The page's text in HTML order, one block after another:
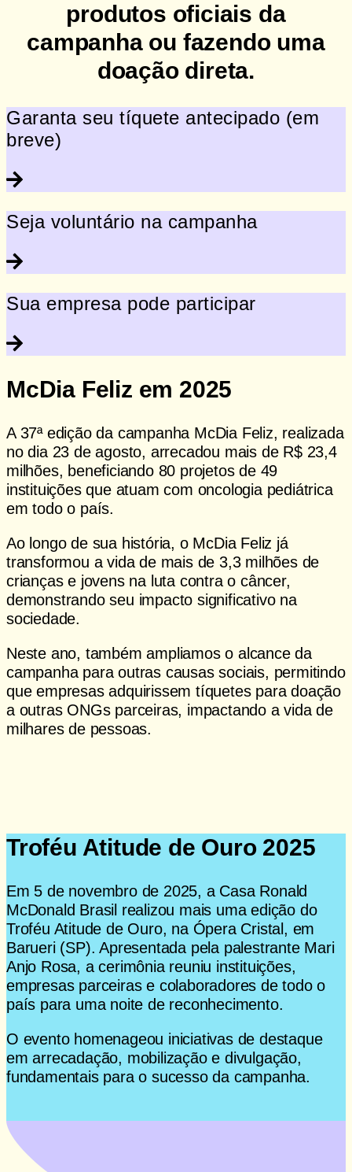
produtos oficiais da
campanha ou fazendo uma
doação direta.
Garanta seu tíquete antecipado (em
breve)
Seja voluntário na campanha
Sua empresa pode participar
McDia Feliz em 2025
A 37ª edição da campanha McDia Feliz, realizada
no dia 23 de agosto, arrecadou mais de R$ 23,4
milhões, beneficiando 80 projetos de 49
instituições que atuam com oncologia pediátrica
em todo o país.
Ao longo de sua história, o McDia Feliz já
transformou a vida de mais de 3,3 milhões de
crianças e jovens na luta contra o câncer,
demonstrando seu impacto significativo na
sociedade.
Neste ano, também ampliamos o alcance da
campanha para outras causas sociais, permitindo
que empresas adquirissem tíquetes para doação
a outras ONGs parceiras, impactando a vida de
milhares de pessoas.
Troféu Atitude de Ouro 2025
Em 5 de novembro de 2025, a Casa Ronald
McDonald Brasil realizou mais uma edição do
Troféu Atitude de Ouro, na Ópera Cristal, em
Barueri (SP). Apresentada pela palestrante Mari
Anjo Rosa, a cerimônia reuniu instituições,
empresas parceiras e colaboradores de todo o
país para uma noite de reconhecimento.
O evento homenageou iniciativas de destaque
em arrecadação, mobilização e divulgação,
fundamentais para o sucesso da campanha.